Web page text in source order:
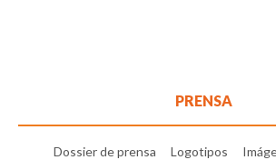
PRENSA
Dossier de prensa Logotipos